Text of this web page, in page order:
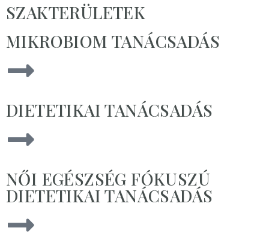
SZAKTERÜLETEK
MIKROBIOM TANÁCSADÁS
DIETETIKAI TANÁCSADÁS
NŐI EGÉSZSÉG FÓKUSZÚ
DIETETIKAI TANÁCSADÁS